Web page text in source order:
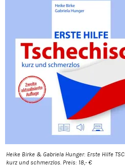
Heike Birke & Gabriela Hunger: Erste Hilfe
kurz und schmerzlos. Preis: 18,- €